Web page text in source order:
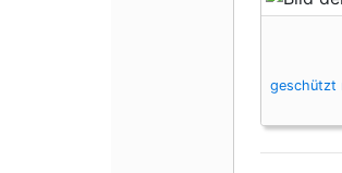
geschützt